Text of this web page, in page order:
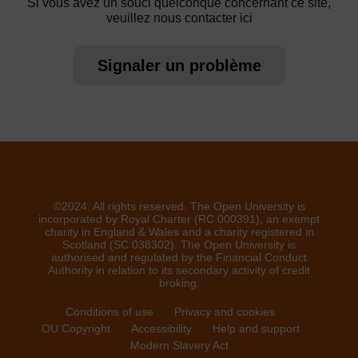
Si vous avez un souci quelconque concernant ce site,
veuillez nous contacter ici
Signaler un problème
©2024. All rights reserved. The Open University is
incorporated by Royal Charter (RC 000391), an exempt
charity in England & Wales and a charity registered in
Scotland (SC 038302). The Open University is
authorised and regulated by the Financial Conduct
Authority in relation to its secondary activity of credit
broking.
Conditions of use
Privacy and cookies
OU Copyright
Accessibility
Help and support
Modern Slavery Act